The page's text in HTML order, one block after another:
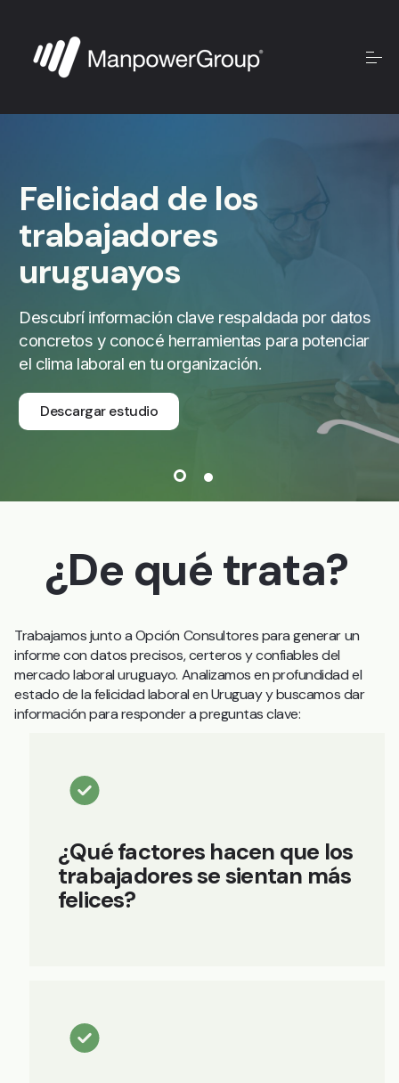
Felicidad de los
trabajadores
uruguayos
Descubrí información clave respaldada por datos
concretos y conocé herramientas para potenciar
el clima laboral en tu organización.
Descargar estudio
¿De qué trata?
Trabajamos junto a Opción Consultores para generar un
informe con datos precisos, certeros y confiables del
mercado laboral uruguayo. Analizamos en profundidad el
estado de la felicidad laboral en Uruguay y buscamos dar
información para responder a preguntas clave:
¿Qué factores hacen que los
trabajadores se sientan más
felices?